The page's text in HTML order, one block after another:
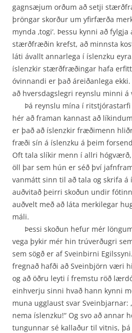
gagnsæjum orðum að setji
þröngar skorður um yfirfærða
mynda ‚togi‘. Þessu kynni að
stærðfræðin krefst, að minnsta
láti ávallt annarlega í íslenzku
íslenzkir stærðfræðingar hafa erfitt
óvinnandi er það áreiðan­lega
að hversdagslegri reynslu minni á
Þá reynslu mína í ritstjórastarfi
hér að framan kannast að
er það að íslenzkir fræðimenn
fræði sín á íslenzku á þeim
Oft tala slíkir menn í allri
öll þar sem hún er séð því
vanmátt sinn til að tala og skrifa á
auðvitað þeirri skoðun undir
auðvelt með að láta merki­legar
máli.
Þessi skoðun hefur mér
vega þykir mér hin trúverðugri
sem sögð er af Sveinbirni
fregnað hafði að Sveinbjörn væri
og að öðru leyti í fremstu röð
einhverju sinni hvað hann kynni
muna ugglaust svar Sveinbjarnar:
nema íslenzku!“ Og svo að annar
tungunnar sé kallaður til vitnis, þá